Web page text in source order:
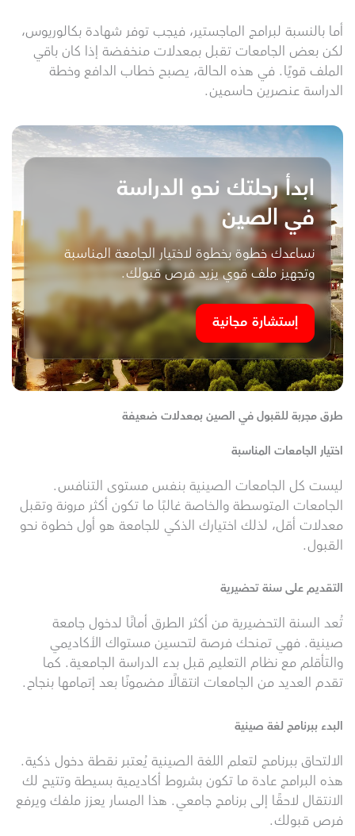
أما بالنسبة لبرامج الماجستير، فيجب توفر شهادة بكالوريوس،
لكن بعض الجامعات تقبل بمعدلات منخفضة إذا كان باقي
الملف قويًا. في هذه الحالة، يصبح خطاب الدافع وخطة
الدراسة عنصرين حاسمين.
ابدأ رحلتك نحو الدراسة
في الصين
نساعدك خطوة بخطوة لاختيار الجامعة المناسبة
وتجهيز ملف قوي يزيد فرص قبولك.
إستشارة مجانية
طرق مجربة للقبول في الصين بمعدلات ضعيفة
اختيار الجامعات المناسبة
ليست كل الجامعات الصينية بنفس مستوى التنافس.
الجامعات المتوسطة والخاصة غالبًا ما تكون أكثر مرونة وتقبل
معدلات أقل، لذلك اختيارك الذكي للجامعة هو أول خطوة نحو
القبول.
التقديم على سنة تحضيرية
تُعد السنة التحضيرية من أكثر الطرق أمانًا لدخول جامعة
صينية. فهي تمنحك فرصة لتحسين مستواك الأكاديمي
والتأقلم مع نظام التعليم قبل بدء الدراسة الجامعية. كما
تقدم العديد من الجامعات انتقالًا مضمونًا بعد إتمامها بنجاح.
البدء ببرنامج لغة صينية
الالتحاق ببرنامج لتعلم اللغة الصينية يُعتبر نقطة دخول ذكية.
هذه البرامج عادة ما تكون بشروط أكاديمية بسيطة وتتيح لك
الانتقال لاحقًا إلى برنامج جامعي. هذا المسار يعزز ملفك ويرفع
فرص قبولك.